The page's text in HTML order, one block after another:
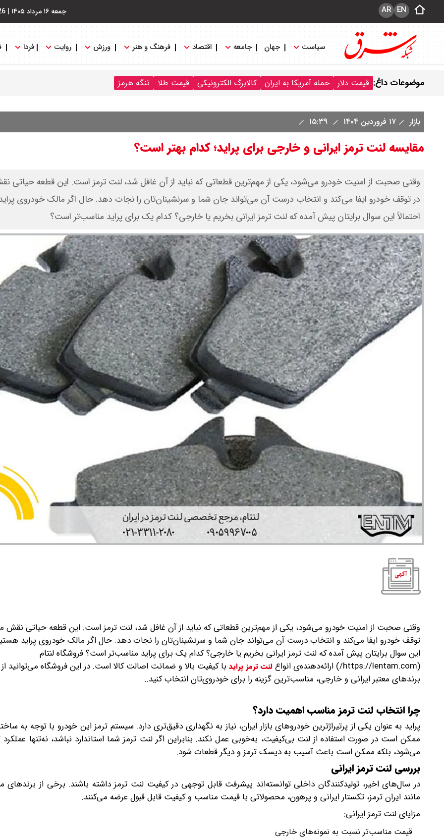
جمعه ۱۶ مرداد ۱۴۰۵ | EN
AR
سیاست جهان جامعه اقتصاد فرهنگ و هنر ورزش روایت فردا
موضوعات داغ: قیمت دلار حمله آمریکا به ایران کالابرگ الکترونیکی قیمت طلا تنگه هرمز
بازار ۱۷ فروردین ۱۴۰۴
مقایسه لنت ترمز ایرانی و خارجی برای پراید؛ کدام بهتر است؟
وقتی صحبت از امنیت خودرو می‌شود، یکی از مهم‌ترین قطعاتی که نباید از آن غافل شد، لنت ترمز است. این قطعه حیاتی
در توقف خودرو ایفا می‌کند و انتخاب درست آن می‌تواند جان شما و سرنشینان‌تان را نجات دهد. حال اگر مالک خودروی
احتمالاً این سوال برایتان پیش آمده که لنت ترمز ایرانی بخریم یا خارجی؟ کدام یک برای پراید مناسب‌تر است؟
وقتی صحبت از امنیت خودرو می‌شود، یکی از مهم‌ترین قطعاتی که نباید از آن غافل شد، لنت ترمز است. این قطعه حیاتی نقش
توقف خودرو ایفا می‌کند و انتخاب درست آن می‌تواند جان شما و سرنشینان‌تان را نجات دهد. حال اگر مالک خودروی پراید
این سوال برایتان پیش آمده که لنت ترمز ایرانی بخریم یا خارجی؟ کدام یک برای پراید مناسب‌تر است؟فروشگاه لنتام
(https://lentam.com/) ارائه‌دهنده‌ی انواع
لنت ترمز پراید با کیفیت بالا و ضمانت اصالت کالا است. در این فروشگاه می‌توانید
برندهای معتبر ایرانی و خارجی، مناسب‌ترین گزینه را برای خودروی‌تان انتخاب کنید..
چرا انتخاب لنت ترمز مناسب اهمیت دارد؟
پراید به عنوان یکی از پرتیراژترین خودروهای بازار ایران، نیاز به نگهداری دقیق‌تری دارد. سیستم ترمز این خودرو با توجه به
ممکن است در صورت استفاده از لنت بی‌کیفیت، به‌خوبی عمل نکند. بنابراین اگر لنت ترمز شما استاندارد نباشد، نه‌تنها
می‌شود، بلکه ممکن است باعث آسیب به دیسک ترمز و دیگر قطعات شود.
بررسی لنت ترمز ایرانی
در سال‌های اخیر، تولیدکنندگان داخلی توانسته‌اند پیشرفت قابل توجهی در کیفیت لنت ترمز داشته باشند. برخی از برندهای
مانند ایران ترمز، تکستار ایرانی و پرهون، محصولاتی با قیمت مناسب و کیفیت قابل قبول عرضه می‌کنند.
مزایای لنت ترمز ایرانی:
قیمت مناسب‌تر نسبت به نمونه‌های خارجی